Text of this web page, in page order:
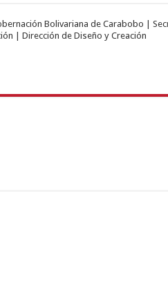
Bolivariana de Carabobo |
| Dirección de Diseño y Creación